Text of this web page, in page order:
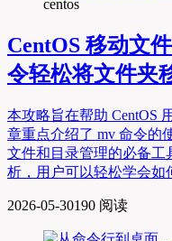
centos
CentOS 移动文
令轻松将文件夹
本攻略旨在帮助 CentOS
章重点介绍了 mv 命令的
文件和目录管理的必备工
析，用户可以轻松学会如
2026-05-30190 阅读